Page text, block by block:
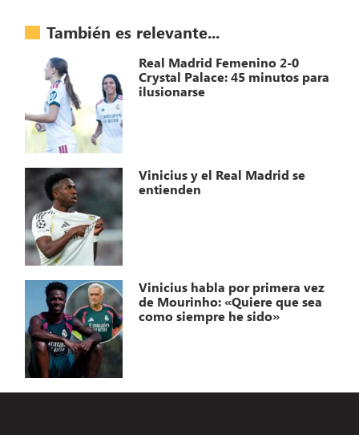
También es relevante...
Real Madrid Femenino 2-0
Crystal Palace: 45 minutos para
ilusionarse
Vinicius y el Real Madrid se
entienden
Vinicius habla por primera vez
de Mourinho: «Quiere que sea
como siempre he sido»